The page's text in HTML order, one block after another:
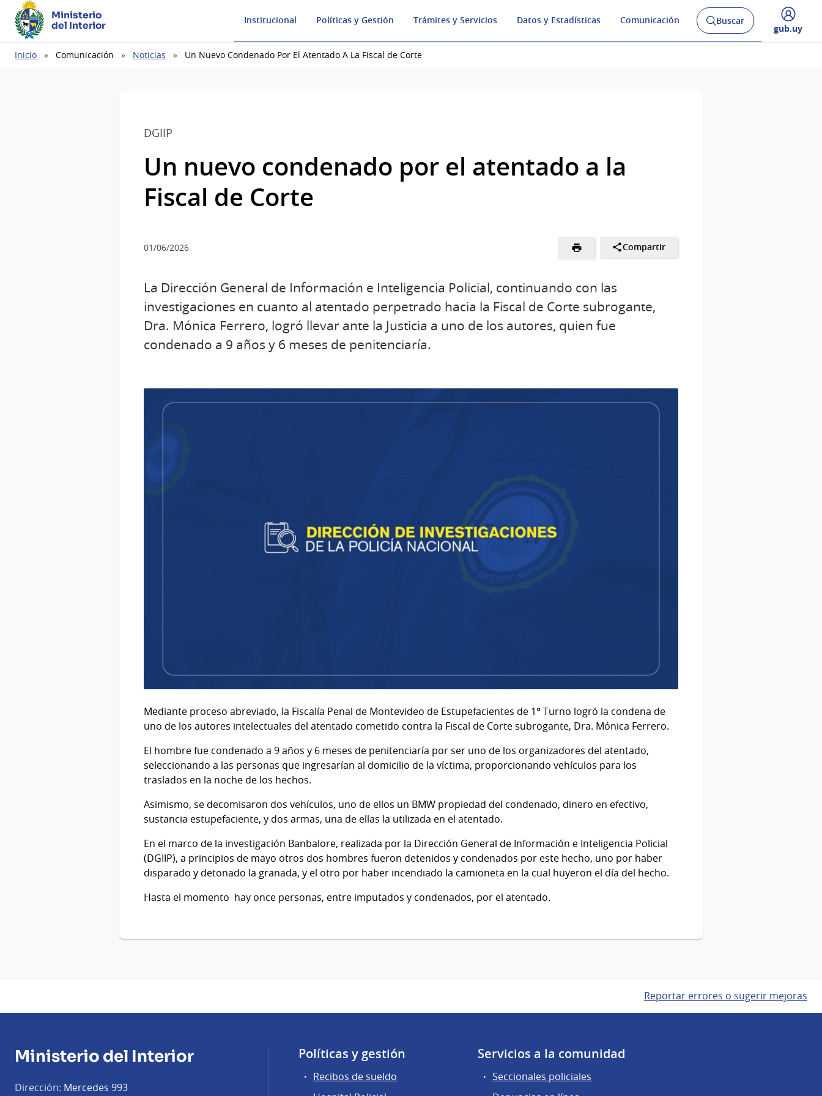
Ministerio
del Interior
Institucional Políticas y Gestión Trámites y Servicios Datos y Estadísticas Comunicación
Abrir
buscador
Buscar
Desplegar
gub.uy
Ruta
Inicio Comunicación Noticias Un Nuevo Condenado Por El Atentado A La Fiscal de Corte
DGIIP
Un nuevo condenado por el atentado a la
Fiscal de Corte
01/06/2026 Compartir
La Dirección General de Información e Inteligencia Policial, continuando con las
investigaciones en cuanto al atentado perpetrado hacia la Fiscal de Corte subrogante,
Dra. Mónica Ferrero, logró llevar ante la Justicia a uno de los autores, quien fue
condenado a 9 años y 6 meses de penitenciaría.
Mediante proceso abreviado, la Fiscalía Penal de Montevideo de Estupefacientes de 1° Turno logró la condena de
uno de los autores intelectuales del atentado cometido contra la Fiscal de Corte subrogante, Dra. Mónica Ferrero.
El hombre fue condenado a 9 años y 6 meses de penitenciaría por ser uno de los organizadores del atentado,
seleccionando a las personas que ingresarían al domicilio de la víctima, proporcionando vehículos para los
traslados en la noche de los hechos.
Asimismo, se decomisaron dos vehículos, uno de ellos un BMW propiedad del condenado, dinero en efectivo,
sustancia estupefaciente, y dos armas, una de ellas la utilizada en el atentado.
En el marco de la investigación Banbalore, realizada por la Dirección General de Información e Inteligencia Policial
(DGIIP), a principios de mayo otros dos hombres fueron detenidos y condenados por este hecho, uno por haber
disparado y detonado la granada, y el otro por haber incendiado la camioneta en la cual huyeron el día del hecho.
Hasta el momento hay once personas, entre imputados y condenados, por el atentado.
Reportar errores o sugerir mejoras
Ministerio del Interior
Dirección: Mercedes 993
Políticas y gestión
Recibos de sueldo
Servicios a la comunidad
Seccionales policiales